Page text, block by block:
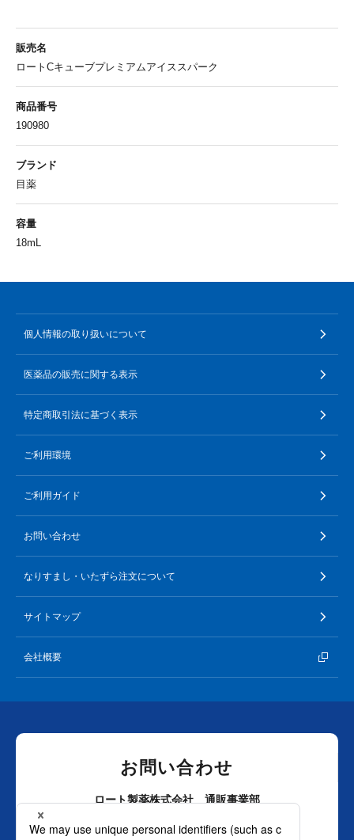
販売名
ロートCキューブプレミアムアイススパーク
商品番号
190980
ブランド
目薬
容量
18mL
個人情報の取り扱いについて
医薬品の販売に関する表示
特定商取引法に基づく表示
ご利用環境
ご利用ガイド
お問い合わせ
なりすまし・いたずら注文について
サイトマップ
会社概要
お問い合わせ
ロート製薬株式会社 通販事業部
0120-880-610